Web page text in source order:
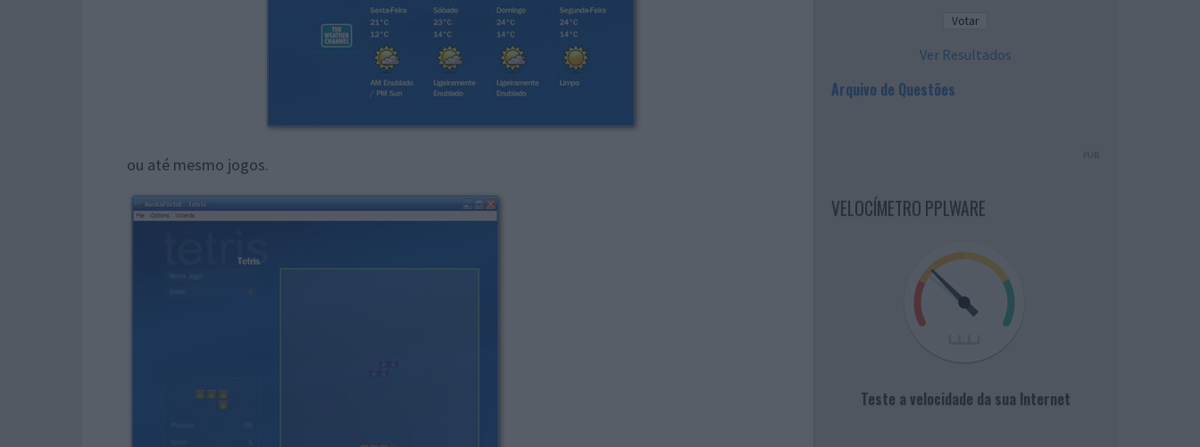
ou até mesmo jogos.
Ver Resultados
Arquivo de Questões
PUB
VELOCÍMETRO PPLWARE
Teste a velocidade da sua Internet